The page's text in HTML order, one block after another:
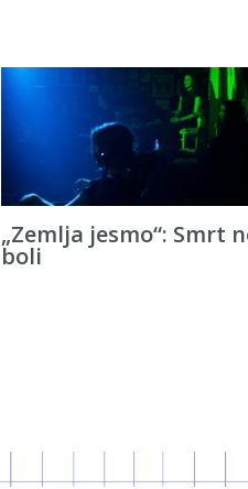
„Zemlja jesmo“: Smrt
boli